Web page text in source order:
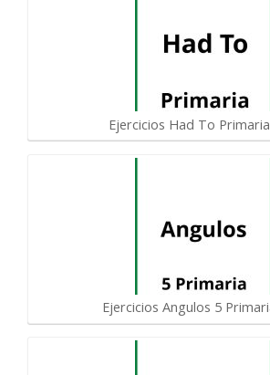
Ejercicios Had To
Ejercicios Angulos 5